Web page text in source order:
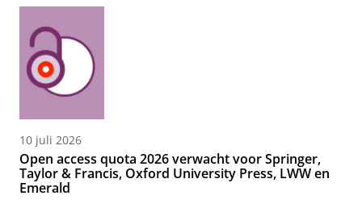
10 juli 2026
Open access quota 2026 verwacht voor Springer,
Taylor & Francis, Oxford University Press, LWW en
Emerald